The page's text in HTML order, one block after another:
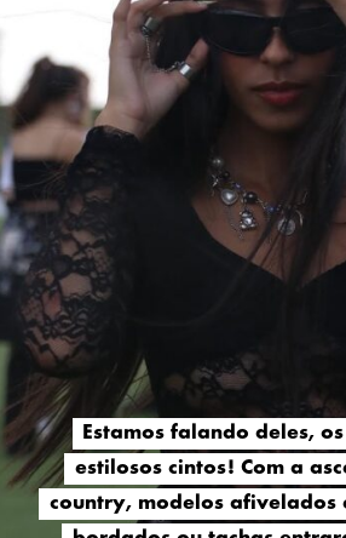
Estamos falando deles,
estilosos cintos! Com a
country, modelos afivelados
Estamos falando deles,
estilosos cintos! Com a
country, modelos afivelados